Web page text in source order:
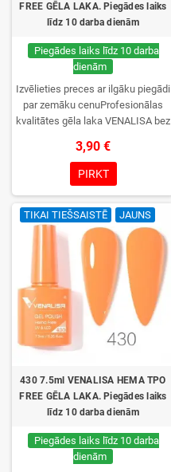
FREE GĒLA LAKA. Piegādes laiks
līdz 10 darba dienām
Piegādes laiks līdz 10 darba
dienām
Izvēlieties preces ar ilgāku piegādi
par zemāku cenuProfesionālas
kvalitātes gēla laka VENALISA bez
krāsu izvēle, lieliska sacietēšana
UV/LED lampās un ilgstoša
noturība. Katrs flakons iepakots
kastītē – pirmo reizi to atvērsiet
tikai jūs.
3,90 €
PIRKT
TIKAI TIEŠSAISTĒ JAUNS
430 7.5ml VENALISA HEMA TPO
FREE GĒLA LAKA. Piegādes laiks
līdz 10 darba dienām
Piegādes laiks līdz 10 darba
dienām